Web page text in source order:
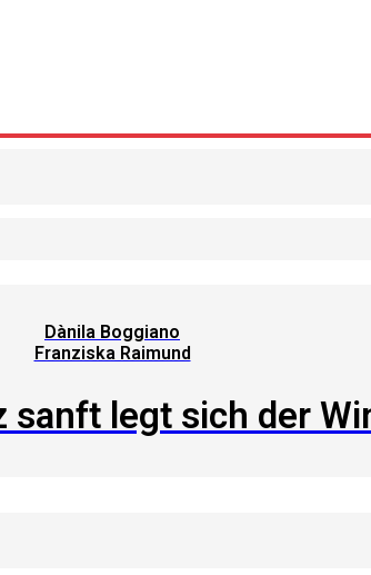
Dànila Boggiano
Franziska Raimund
sanft legt sich der